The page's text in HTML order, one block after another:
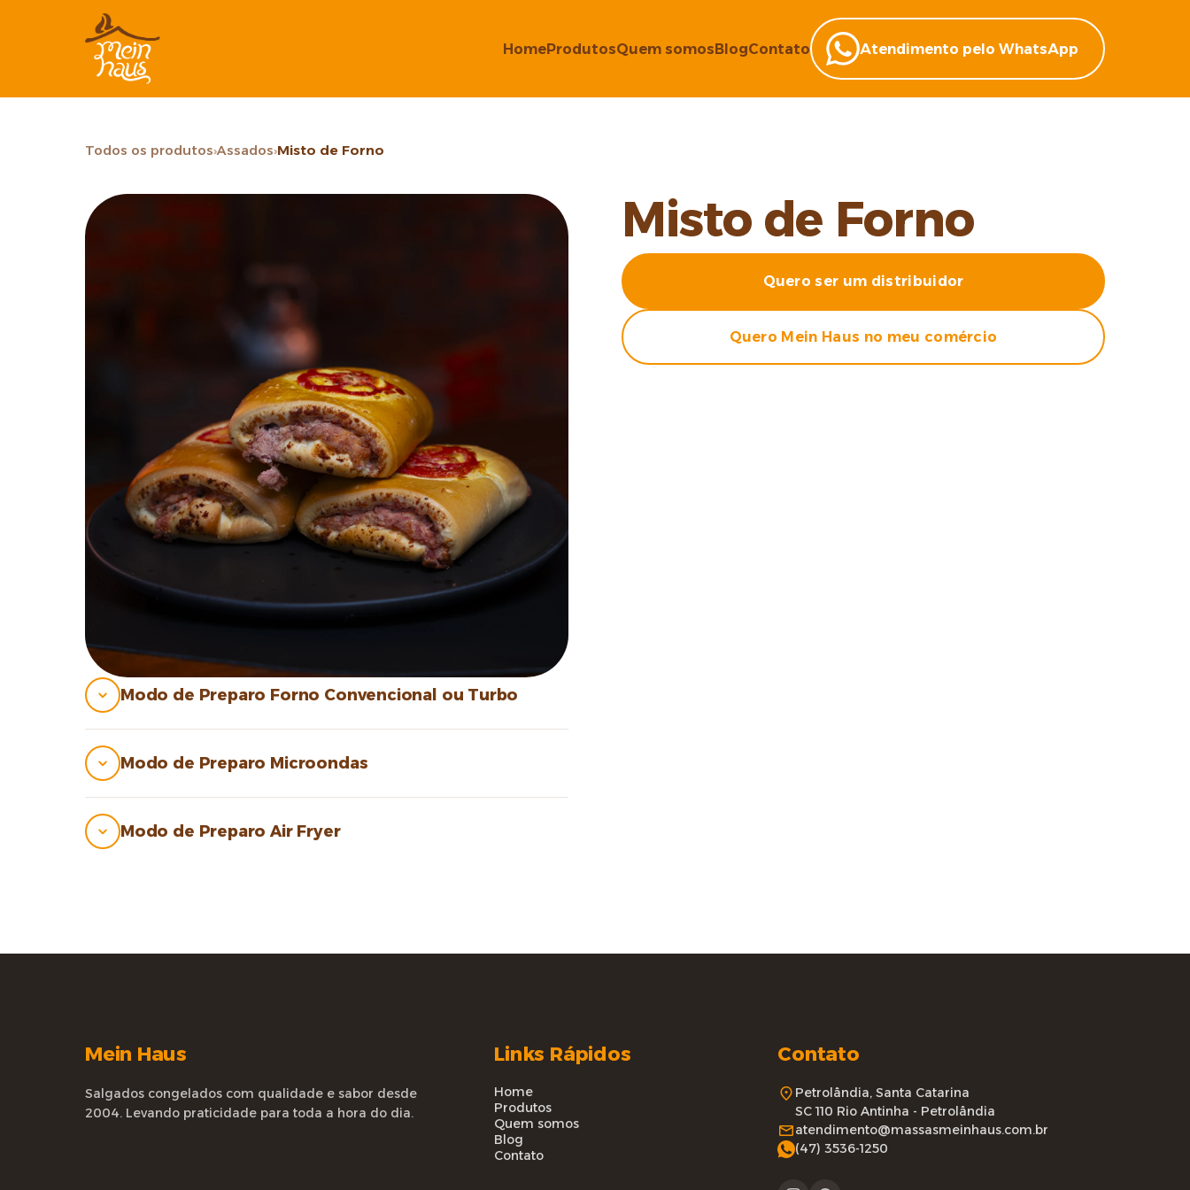
HomeProdutosQuem somosBlogContato Atendimento pelo WhatsApp
Todos os produtos›Assados›Misto de Forno
Modo de Preparo Forno Convencional ou Turbo
Modo de Preparo Microondas
Modo de Preparo Air Fryer
Misto de Forno
Quero ser um distribuidor
Quero Mein Haus no meu comércio
Mein Haus
Salgados congelados com qualidade e sabor desde
2004. Levando praticidade para toda a hora do dia.
Links Rápidos
Home
Produtos
Quem somos
Blog
Contato
Contato
Petrolândia, Santa Catarina
SC 110 Rio Antinha - Petrolândia
atendimento@massasmeinhaus.com.br
(47) 3536-1250